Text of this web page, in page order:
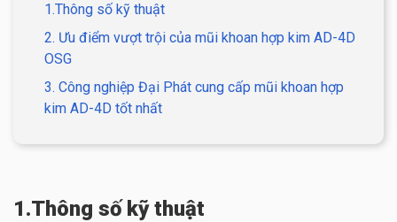
1.Thông số kỹ thuật
2. Ưu điểm vượt trội của mũi khoan hợp kim AD-4D
OSG
3. Công nghiệp Đại Phát cung cấp mũi khoan hợp
kim AD-4D tốt nhất
1.Thông số kỹ thuật